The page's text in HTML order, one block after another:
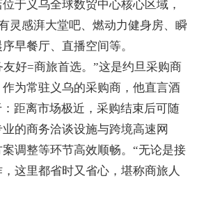
义乌全球数贸中心核心区域，
灵感湃大堂吧、燃动力健身房、瞬
早餐厅、直播空间等。
好=商旅首选。”这是约旦采购商
为常驻义乌的采购商，他直言酒
距离市场极近，采购结束后可随
的商务洽谈设施与跨境高速网
调整等环节高效顺畅。“无论是接
这里都省时又省心，堪称商旅人